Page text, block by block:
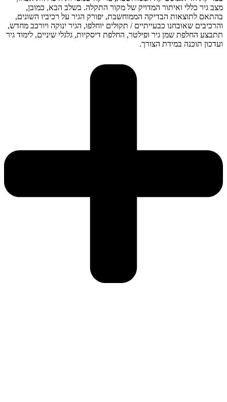
מצב גיר כללי ואיתור המדויק של מקור התקלה. בשלב הבא, כמובן,
בהתאם לתוצאות הבדיקה הממוחשבת, יפורק הגיר על רכיביו השונים,
והרכיבים שאובחנו כבעייתיים / תקולים יוחלפו, הגיר ינוקה ויורכב מחדש,
תתבצע החלפת שמן גיר ופילטר, החלפת דיסקיות, גלגלי שיניים, לימוד גיר
ועדכון תוכנה במידת הצורך.